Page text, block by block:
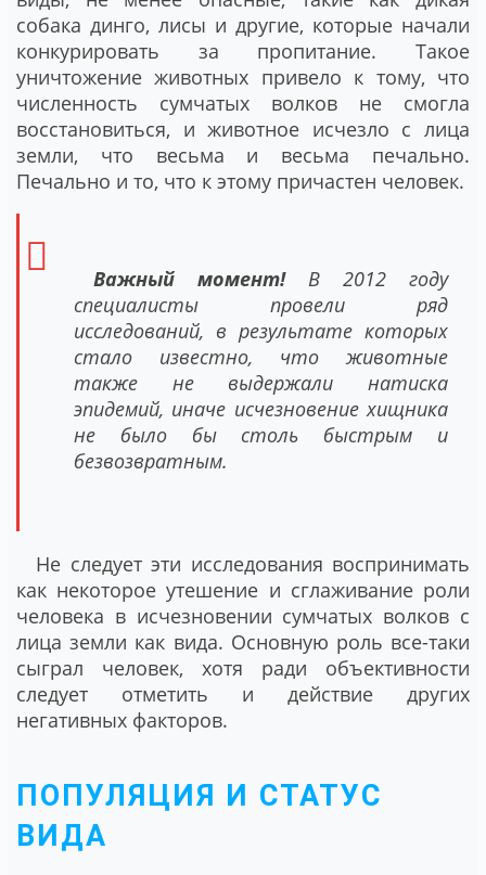
собака динго, лисы и другие, которые начали
конкурировать за пропитание. Такое
уничтожение животных привело к тому, что
численность сумчатых волков не смогла
восстановиться, и животное исчезло с лица
земли, что весьма и весьма печально.
Печально и то, что к этому причастен человек.
Важный момент!В 2012 году
специалисты провели ряд
исследований, в результате которых
стало известно, что животные
также не выдержали натиска
эпидемий, иначе исчезновение хищника
не было бы столь быстрым и
безвозвратным.
Не следует эти исследования воспринимать
как некоторое утешение и сглаживание роли
человека в исчезновении сумчатых волков с
лица земли как вида. Основную роль все-таки
сыграл человек, хотя ради объективности
следует отметить и действие других
негативных факторов.
ПОПУЛЯЦИЯ И СТАТУС
ВИДА